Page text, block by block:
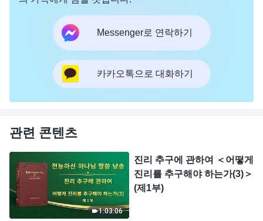
Messenger로 연락하기
카카오톡으로 대화하기
관련 콘텐츠
1:03:06
진리 추구에 관하여 ＜어떻게
진리를 추구해야 하는가(3)＞
(제1부)